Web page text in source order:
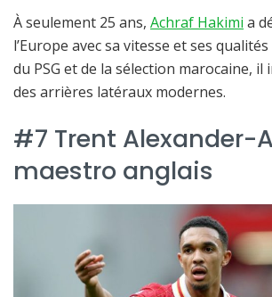
À seulement 25 ans, Achraf Hakimi a
l’Europe avec sa vitesse et ses
du PSG et de la sélection marocaine, il
des arrières latéraux modernes.
#7 Trent Alexander-
maestro anglais